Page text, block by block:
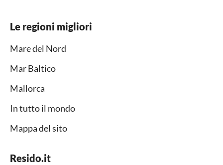
Le regioni migliori
Mare del Nord
Mar Baltico
Mallorca
In tutto il mondo
Mappa del sito
Resido.it